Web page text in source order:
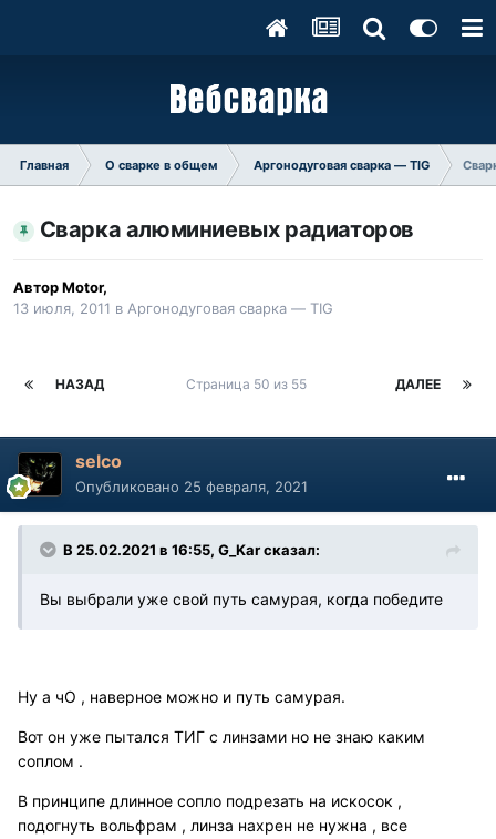
Главная О сварке в общем Аргонодуговая сварка — TIG
Сварка алюминиевых радиаторов
АвторMotor,
13 июля, 2011 в Аргонодуговая сварка — TIG
НАЗАД ДАЛЕЕ
Страница 50 из 55
selco
Опубликовано 25 февраля, 2021
В 25.02.2021 в 16:55, G_Kar сказал:
Вы выбрали уже свой путь самурая, когда победите
Ну а чО , наверное можно и путь самурая.
Вот он уже пытался ТИГ с линзами но не знаю каким
соплом .
В принципе длинное сопло подрезать на искосок ,
подогнуть вольфрам , линза нахрен не нужна , все